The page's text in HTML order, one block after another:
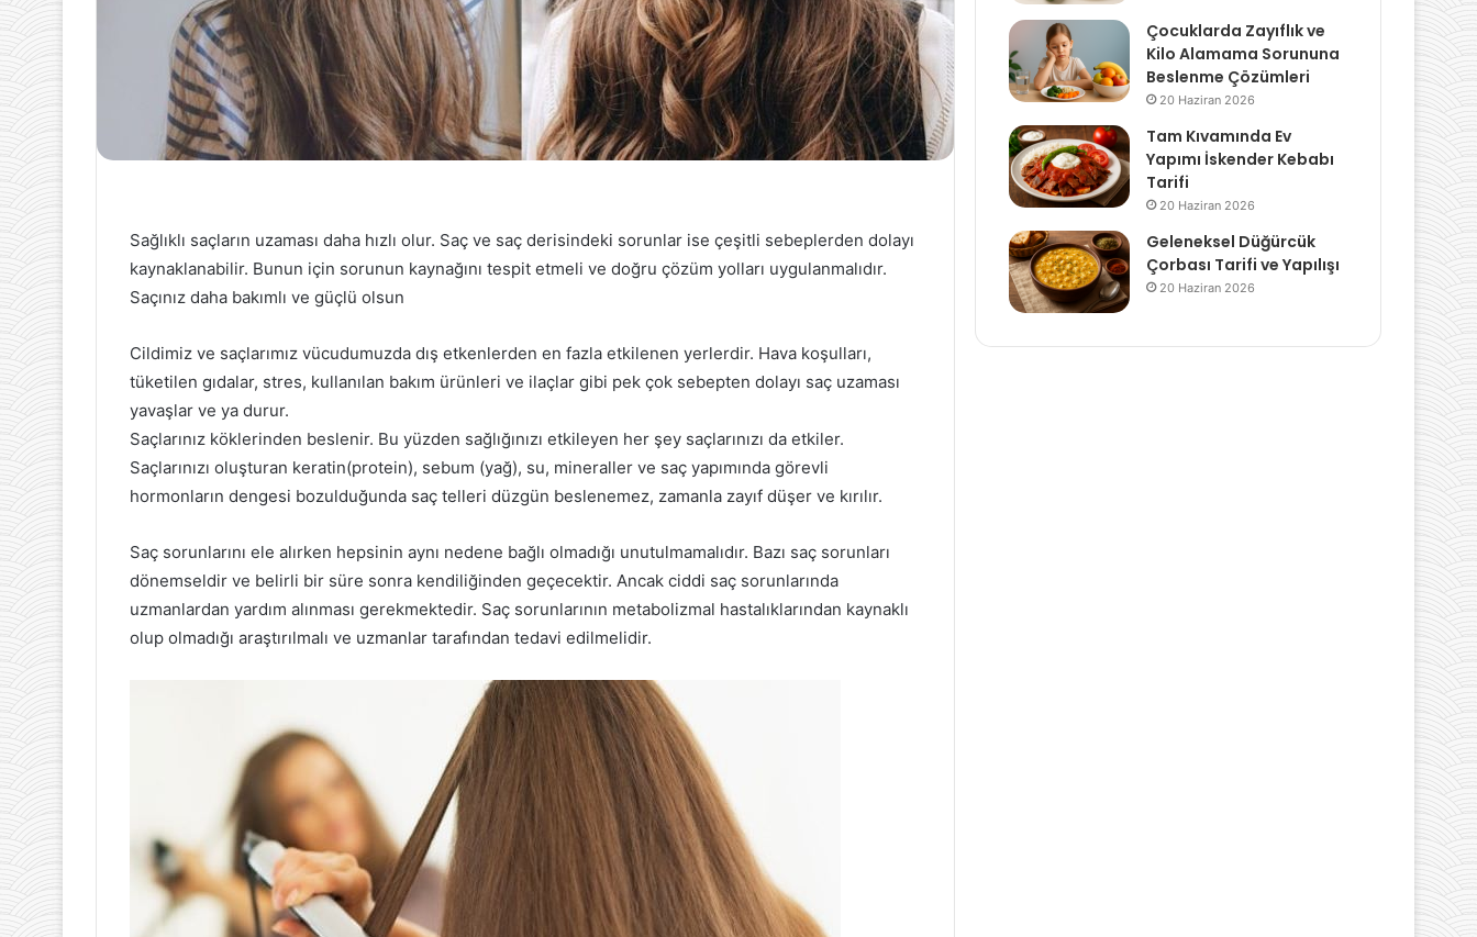
Sağlıklı saçların uzaması daha hızlı olur. Saç ve saç derisindeki sorunlar ise çeşitli sebeplerden dolayı
kaynaklanabilir. Bunun için sorunun kaynağını tespit etmeli ve doğru çözüm yolları uygulanmalıdır.
Saçınız daha bakımlı ve güçlü olsun
Cildimiz ve saçlarımız vücudumuzda dış etkenlerden en fazla etkilenen yerlerdir. Hava koşulları,
tüketilen gıdalar, stres, kullanılan bakım ürünleri ve ilaçlar gibi pek çok sebepten dolayı saç uzaması
yavaşlar ve ya durur.
Saçlarınız köklerinden beslenir. Bu yüzden sağlığınızı etkileyen her şey saçlarınızı da etkiler.
Saçlarınızı oluşturan keratin(protein), sebum (yağ), su, mineraller ve saç yapımında görevli
hormonların dengesi bozulduğunda saç telleri düzgün beslenemez, zamanla zayıf düşer ve kırılır.
Saç sorunlarını ele alırken hepsinin aynı nedene bağlı olmadığı unutulmamalıdır. Bazı saç sorunları
dönemseldir ve belirli bir süre sonra kendiliğinden geçecektir. Ancak ciddi saç sorunlarında
uzmanlardan yardım alınması gerekmektedir. Saç sorunlarının metabolizmal hastalıklarından kaynaklı
olup olmadığı araştırılmalı ve uzmanlar tarafından tedavi edilmelidir.
Çocuklarda Zayıflık ve
Kilo Alamama Sorununa
Beslenme Çözümleri
20 Haziran 2026
Tam Kıvamında Ev
Yapımı İskender Kebabı
Tarifi
20 Haziran 2026
Geleneksel Düğürcük
Çorbası Tarifi ve Yapılışı
20 Haziran 2026